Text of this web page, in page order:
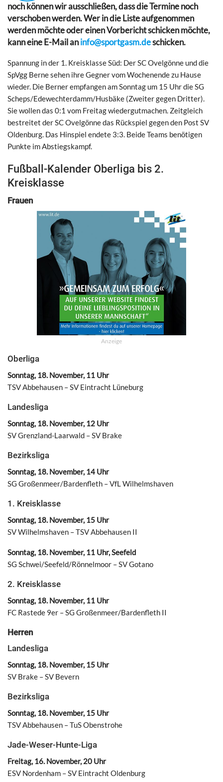
noch können wir ausschließen, dass die Termine noch
verschoben werden. Wer in die Liste aufgenommen
werden möchte oder einen Vorbericht schicken möchte,
kann eine E-Mail an info@sportgasm.deschicken.
Spannung in der 1. Kreisklasse Süd: Der SC Ovelgönne und die
SpVgg Berne sehen ihre Gegner vom Wochenende zu Hause
wieder. Die Berner empfangen am Sonntag um 15 Uhr die SG
Scheps/Edewechterdamm/Husbäke (Zweiter gegen Dritter).
Sie wollen das 0:1 vom Freitag wiedergutmachen. Zeitgleich
bestreitet der SC Ovelgönne das Rückspiel gegen den Post SV
Oldenburg. Das Hinspiel endete 3:3. Beide Teams benötigen
Punkte im Abstiegskampf.
Fußball-Kalender Oberliga bis 2.
Kreisklasse
Frauen
Anzeige
Oberliga
Sonntag, 18. November, 11 Uhr
TSV Abbehausen – SV Eintracht Lüneburg
Landesliga
Sonntag, 18. November, 12 Uhr
SV Grenzland-Laarwald – SV Brake
Bezirksliga
Sonntag, 18. November, 14 Uhr
SG Großenmeer/Bardenfleth – VfL Wilhelmshaven
1. Kreisklasse
Sonntag, 18. November, 15 Uhr
SV Wilhelmshaven – TSV Abbehausen II
Sonntag, 18. November, 11 Uhr, Seefeld
SG Schwei/Seefeld/Rönnelmoor – SV Gotano
2. Kreisklasse
Sonntag, 18. November, 11 Uhr
FC Rastede 9er – SG Großenmeer/Bardenfleth II
Herren
Landesliga
Sonntag, 18. November, 15 Uhr
SV Brake – SV Bevern
Bezirksliga
Sonntag, 18. November, 15 Uhr
TSV Abbehausen – TuS Obenstrohe
Jade-Weser-Hunte-Liga
Freitag, 16. November, 20 Uhr
ESV Nordenham – SV Eintracht Oldenburg